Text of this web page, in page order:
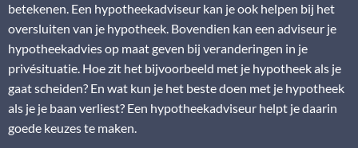
betekenen. Een hypotheekadviseur kan je ook helpen bij het
oversluiten van je hypotheek. Bovendien kan een adviseur je
hypotheekadvies op maat geven bij veranderingen in je
privésituatie. Hoe zit het bijvoorbeeld met je hypotheek als je
gaat scheiden? En wat kun je het beste doen met je hypotheek
als je je baan verliest? Een hypotheekadviseur helpt je daarin
goede keuzes te maken.